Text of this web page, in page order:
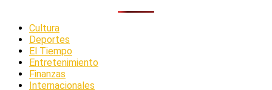
Cultura
Deportes
El Tiempo
Entretenimiento
Finanzas
Internacionales